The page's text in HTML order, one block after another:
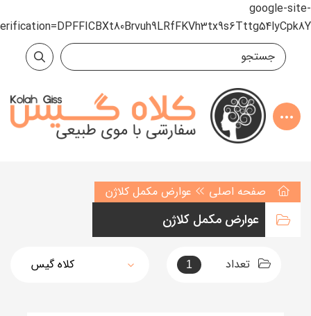
google-site-
صفحه اصلی عوارض مکمل کلاژن
عوارض مکمل کلاژن
تعداد 1